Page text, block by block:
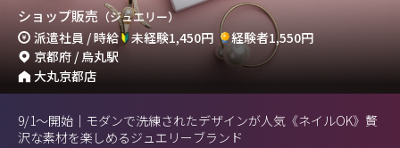
ショップ販売 （ジュエリー）
派遣社員 / 時給 未経験1,450円
経験者1,550円
京都府 / 烏丸駅
大丸京都店
9/1～開始｜モダンで洗練されたデザインが人気《ネイルOK》贅
沢な素材を楽しめるジュエリーブランド